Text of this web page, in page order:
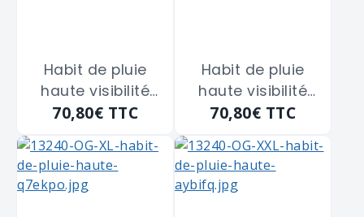
Habit de pluie
haute visibilité
orange/marine
fluo polyuréthane
SINGER "VILO03"
taille L
70,80€ TTC
Habit de pluie
haute visibilité
orange/marine
fluo polyuréthane
SINGER "VILO04"
taille 3XL
70,80€ TTC